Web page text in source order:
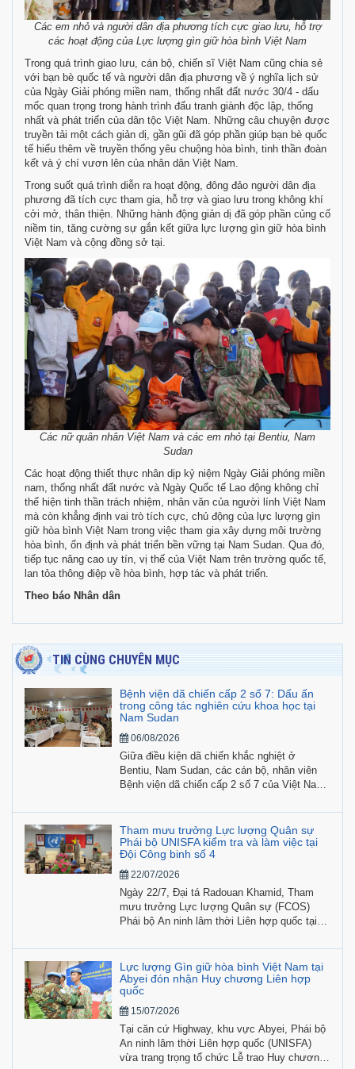
Các em nhỏ và người dân địa phương tích cực giao lưu, hỗ trợ
các hoạt động của Lực lượng gìn giữ hòa bình Việt Nam
Trong quá trình giao lưu, cán bộ, chiến sĩ Việt Nam cũng chia sẻ
với bạn bè quốc tế và người dân địa phương về ý nghĩa lịch sử
của Ngày Giải phóng miền nam, thống nhất đất nước 30/4 - dấu
mốc quan trọng trong hành trình đấu tranh giành độc lập, thống
nhất và phát triển của dân tộc Việt Nam. Những câu chuyện được
truyền tải một cách giản dị, gần gũi đã góp phần giúp bạn bè quốc
tế hiểu thêm về truyền thống yêu chuộng hòa bình, tinh thần đoàn
kết và ý chí vươn lên của nhân dân Việt Nam.
Trong suốt quá trình diễn ra hoạt động, đông đảo người dân địa
phương đã tích cực tham gia, hỗ trợ và giao lưu trong không khí
cởi mở, thân thiện. Những hành động giản dị đã góp phần củng cố
niềm tin, tăng cường sự gắn kết giữa lực lượng gìn giữ hòa bình
Việt Nam và cộng đồng sở tại.
Các nữ quân nhân Việt Nam và các em nhỏ tại Bentiu, Nam
Sudan
Các hoạt động thiết thực nhân dịp kỷ niệm Ngày Giải phóng miền
nam, thống nhất đất nước và Ngày Quốc tế Lao động không chỉ
thể hiện tinh thần trách nhiệm, nhân văn của người lính Việt Nam
mà còn khẳng định vai trò tích cực, chủ động của lực lượng gìn
giữ hòa bình Việt Nam trong việc tham gia xây dựng môi trường
hòa bình, ổn định và phát triển bền vững tại Nam Sudan. Qua đó,
tiếp tục nâng cao uy tín, vị thế của Việt Nam trên trường quốc tế,
lan tỏa thông điệp về hòa bình, hợp tác và phát triển.
Theo báo Nhân dân
TIN CÙNG CHUYÊN MỤC
Bệnh viện dã chiến cấp 2 số 7: Dấu ấn
trong công tác nghiên cứu khoa học tại
Nam Sudan
06/08/2026
Giữa điều kiện dã chiến khắc nghiệt ở
Bentiu, Nam Sudan, các cán bộ, nhân viên
Bệnh viện dã chiến cấp 2 số 7 của Việt Nam
cứu, điều trị cho lực lượng gìn giữ hòa bình
Liên hợp quốc mà còn tích cực tiến hành
nghiên cứu khoa học gắn với thực tiễn nhiệm
vụ.
Tham mưu trưởng Lực lượng Quân sự
Phái bộ UNISFA kiểm tra và làm việc tại
Đội Công binh số 4
22/07/2026
Ngày 22/7, Đại tá Radouan Khamid, Tham
mưu trưởng Lực lượng Quân sự (FCOS)
Phái bộ An ninh lâm thời Liên hợp quốc tại
việc trực tiếp tại Đội Công binh số 4 Việt
Nam. Buổi làm việc tập trung rà soát công
tác hiệp đồng tác chiến, tiến độ triển khai các
nhiệm vụ kỹ thuật quân sự và khả năng bảo
đảm hậu cần - kỹ thuật tại địa bàn.
Lực lượng Gìn giữ hòa bình Việt Nam tại
Abyei đón nhận Huy chương Liên hợp
quốc
15/07/2026
Tại căn cứ Highway, khu vực Abyei, Phái bộ
An ninh lâm thời Liên hợp quốc (UNISFA)
vừa trang trọng tổ chức Lễ trao Huy chương